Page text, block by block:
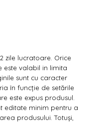
zile lucratoare. Orice
este valabil in limita
sunt cu caracter
în funcție de setările
este expus produsul.
editate minim pentru a
produsului. Totuși,